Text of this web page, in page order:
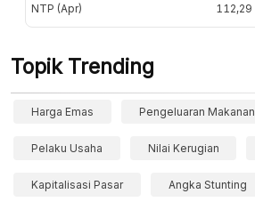
NTP (Apr) 112,29
Topik Trending
Harga Emas Pengeluaran Makanan
Pelaku Usaha Nilai Kerugian
Kapitalisasi Pasar Angka Stunting